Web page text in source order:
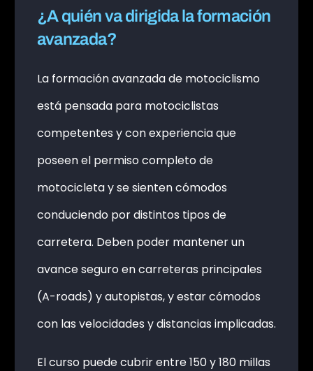
¿A quién va dirigida la formación
avanzada?
La formación avanzada de motociclismo
está pensada para motociclistas
competentes y con experiencia que
poseen el permiso completo de
motocicleta y se sienten cómodos
conduciendo por distintos tipos de
carretera. Deben poder mantener un
avance seguro en carreteras principales
(A-roads) y autopistas, y estar cómodos
con las velocidades y distancias implicadas.
El curso puede cubrir entre 150 y 180 millas